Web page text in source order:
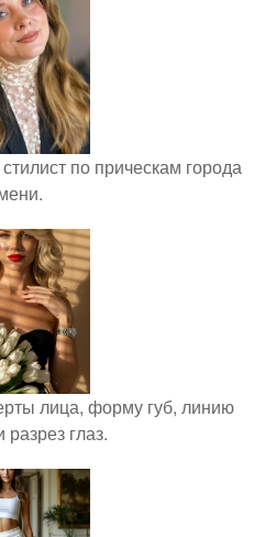
по прическам города
лица, форму губ, линию
разрез глаз.